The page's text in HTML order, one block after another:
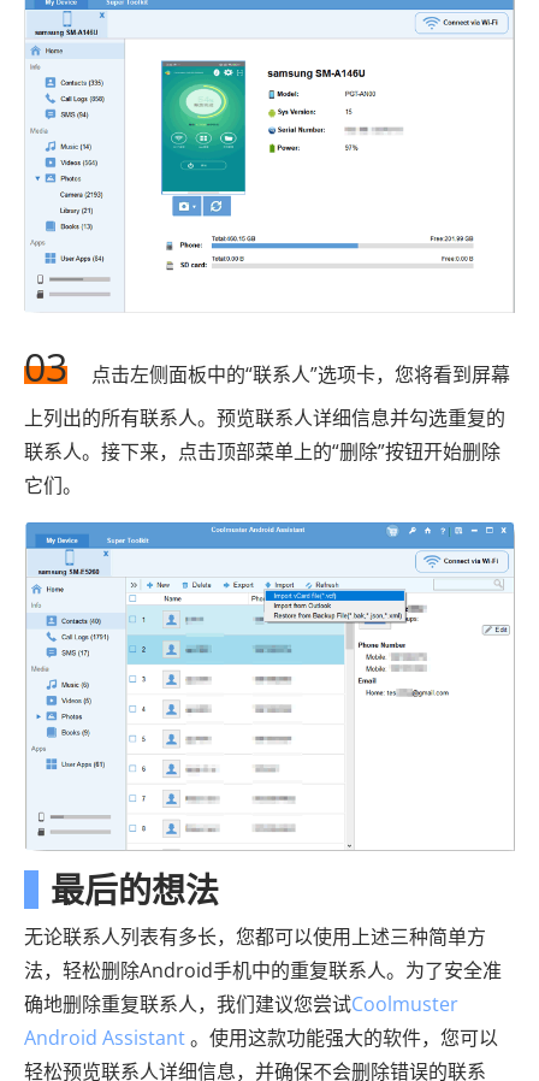
03
点击左侧面板中的“联系人”选项卡，您将看到屏幕
上列出的所有联系人。预览联系人详细信息并勾选重复的
联系人。接下来，点击顶部菜单上的“删除”按钮开始删除
它们。
最后的想法
无论联系人列表有多长，您都可以使用上述三种简单方
法，轻松删除Android手机中的重复联系人。为了安全准
确地删除重复联系人，我们建议您尝试Coolmuster
Android Assistant。使用这款功能强大的软件，您可以
轻松预览联系人详细信息，并确保不会删除错误的联系